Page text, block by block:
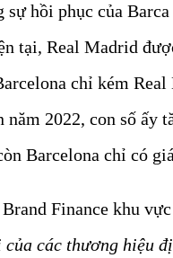
hồi phục của
tại, Real Madrid
chỉ kém
2022, con số ấy
Barcelona chỉ có
Finance khu
các thương hiệu